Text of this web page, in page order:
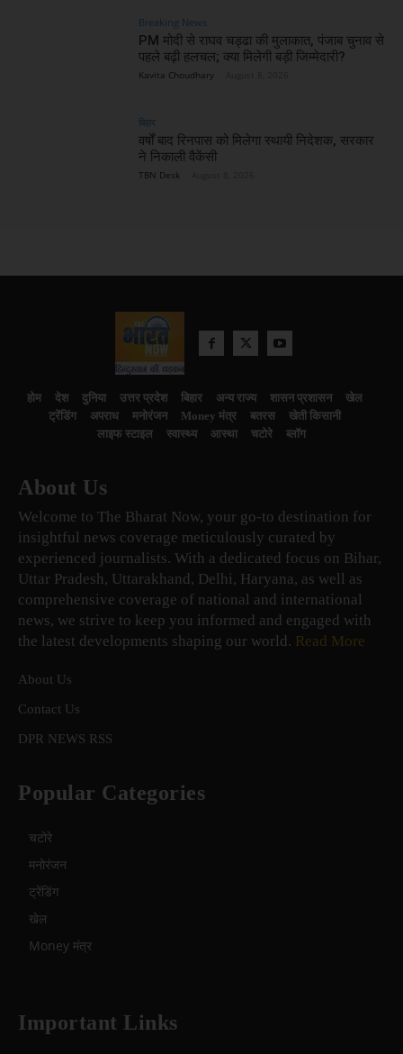
Breaking News
PM मोदी से राघव चड्ढा की मुलाकात, पंजाब चुनाव से
पहले बढ़ी हलचल; क्या मिलेगी बड़ी जिम्मेदारी?
Kavita Choudhary
बिहार
वर्षों बाद रिनपास को मिलेगा स्थायी निदेशक, सरकार
ने निकाली वैकेंसी
TBN Desk
होम देश दुनिया उत्तर प्रदेश बिहार अन्य राज्य शासन प्रशासन
खेल
ट्रेंडिंग
अपराध मनोरंजन Money मंत्र बतरस
खेती किसानी
लाइफ स्टाइल
स्वास्थ्य आस्था चटोरे ब्लॉग
About Us
Welcome to The Bharat Now, your go-to destination for
insightful news coverage meticulously curated by
experienced journalists. With a dedicated focus on Bihar,
Uttar Pradesh, Uttarakhand, Delhi, Haryana, as well as
comprehensive coverage of national and international
news, we strive to keep you informed and engaged with
the latest developments shaping our world. Read More
About Us
Contact Us
DPR NEWS RSS
Popular Categories
चटोरे
मनोरंजन
ट्रेंडिंग
खेल
Money मंत्र
Important Links